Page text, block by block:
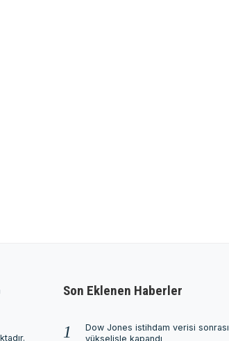
Son Eklenen Haberler
Dow Jones istihdam verisi sonrası
yükselişle kapandı